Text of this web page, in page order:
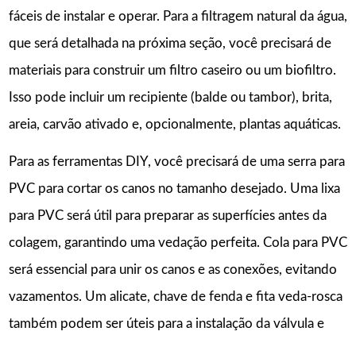
fáceis de instalar e operar. Para a filtragem natural da água,
que será detalhada na próxima seção, você precisará de
materiais para construir um filtro caseiro ou um biofiltro.
Isso pode incluir um recipiente (balde ou tambor), brita,
areia, carvão ativado e, opcionalmente, plantas aquáticas.
Para as ferramentas DIY, você precisará de uma serra para
PVC para cortar os canos no tamanho desejado. Uma lixa
para PVC será útil para preparar as superfícies antes da
colagem, garantindo uma vedação perfeita. Cola para PVC
será essencial para unir os canos e as conexões, evitando
vazamentos. Um alicate, chave de fenda e fita veda-rosca
também podem ser úteis para a instalação da válvula e